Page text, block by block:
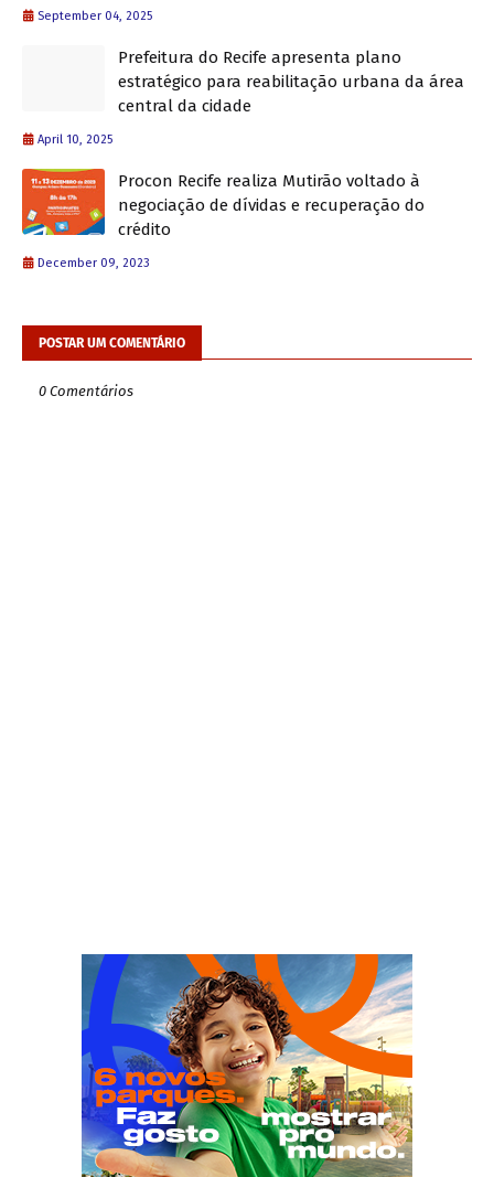
September 04, 2025
Prefeitura do Recife apresenta plano
estratégico para reabilitação urbana da área
central da cidade
April 10, 2025
Procon Recife realiza Mutirão voltado à
negociação de dívidas e recuperação do
crédito
December 09, 2023
POSTAR UM COMENTÁRIO
0 Comentários